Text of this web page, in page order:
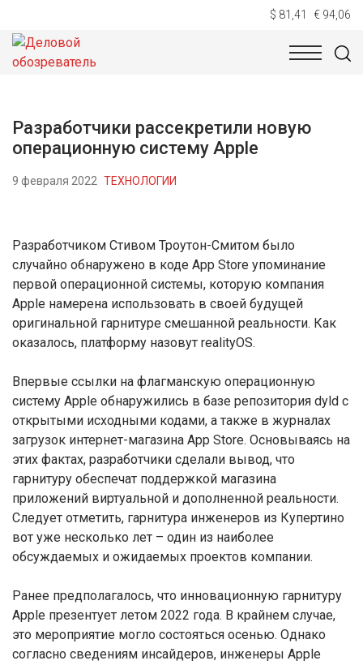
$ 81,41 € 94,06
НОВОСТИ
Разработчики рассекретили новую
операционную систему Apple
9 февраля 2022 ТЕХНОЛОГИИ
Разработчиком Стивом Троутон-Смитом было
случайно обнаружено в коде App Store упоминание
первой операционной системы, которую компания
Apple намерена использовать в своей будущей
оригинальной гарнитуре смешанной реальности. Как
оказалось, платформу назовут realityOS.
Впервые ссылки на флагманскую операционную
систему Apple обнаружились в базе репозитория dyld с
открытыми исходными кодами, а также в журналах
загрузок интернет-магазина App Store. Основываясь на
этих фактах, разработчики сделали вывод, что
гарнитуру обеспечат поддержкой магазина
приложений виртуальной и дополненной реальности.
Следует отметить, гарнитура инженеров из Купертино
вот уже несколько лет – один из наиболее
обсуждаемых и ожидаемых проектов компании.
Ранее предполагалось, что инновационную гарнитуру
Apple презентует летом 2022 года. В крайнем случае,
это мероприятие могло состояться осенью. Однако
согласно сведениям инсайдеров, инженеры Apple